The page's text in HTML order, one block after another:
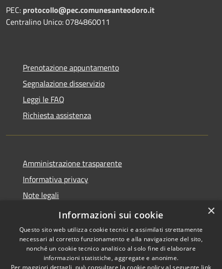
PEC: protocollo@pec.comunesanteodoro.it
Centralino Unico: 0784860011
Prenotazione appuntamento
Segnalazione disservizio
Leggi le FAQ
Richiesta assistenza
Amministrazione trasparente
Informativa privacy
Note legali
Dichiarazione di accessibilità
Copyright © 2026 • Comune di
×
Informazioni sui cookie
Questo sito web utilizza cookie tecnici e assimilati strettamente
necessari al corretto funzionamento e alla navigazione del sito,
nonché un cookie tecnico analitico al solo fine di elaborare
informazioni statistiche, aggregate e anonime.
Per maggiori dettagli, può consultare la cookie policy al seguente link